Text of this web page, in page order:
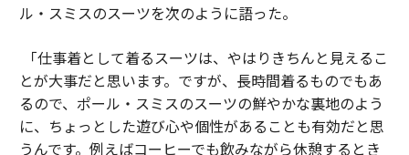
ル・スミスのスーツを次のように語った。
「仕事着として着るスーツは、やはりきちんと見えるこ
とが大事だと思います。ですが、長時間着るものでもあ
るので、ポール・スミスのスーツの鮮やかな裏地のよう
に、ちょっとした遊び心や個性があることも有効だと思
うんです。例えばコーヒーでも飲みながら休憩するとき